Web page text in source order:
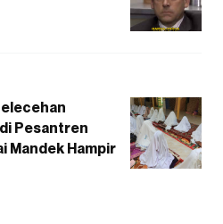
Pesantren
Mandek Hampir